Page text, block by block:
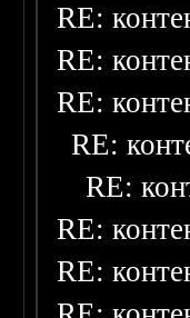
RE:
RE:
RE:
RE:
RE:
RE:
RE: